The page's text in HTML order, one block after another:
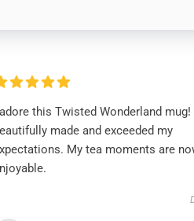
this Twisted Wonderland mug!
made and exceeded my
My tea moments are